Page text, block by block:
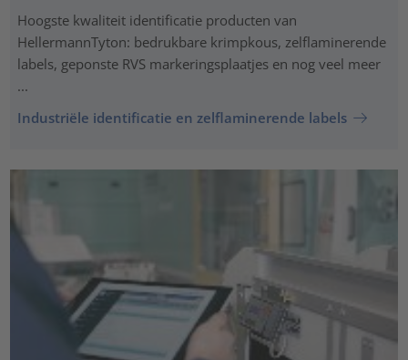
Hoogste kwaliteit identificatie producten van
HellermannTyton: bedrukbare krimpkous, zelflaminerende
labels, geponste RVS markeringsplaatjes en nog veel meer
...
Industriële identificatie en zelflaminerende labels